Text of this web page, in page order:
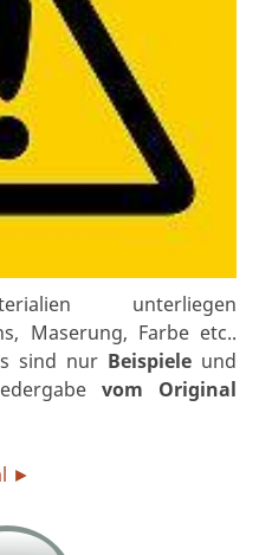
unterliegen
Maserung, Farbe etc..
sind nur Beispiele und
vom Original
►